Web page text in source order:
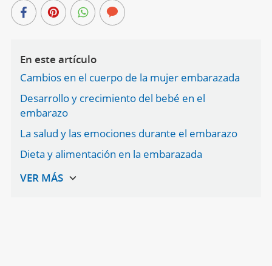
En este artículo
Cambios en el cuerpo de la mujer embarazada
Desarrollo y crecimiento del bebé en el
embarazo
La salud y las emociones durante el embarazo
Dieta y alimentación en la embarazada